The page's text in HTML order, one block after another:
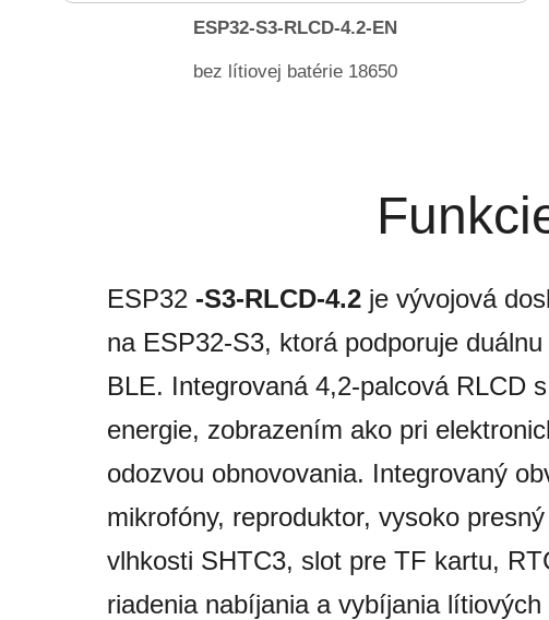
ESP32-S3-RLCD-4.2-EN
bez lítiovej batérie 18650
ESP32 -S3-RLCD-4.2 je vývojová
na ESP32-S3, ktorá podporuje
BLE. Integrovaná 4,2-palcová RLCD
energie, zobrazením ako pri
odozvou obnovovania. Integrovaný
mikrofóny, reproduktor, vysoko
vlhkosti SHTC3, slot pre TF kartu,
riadenia nabíjania a vybíjania